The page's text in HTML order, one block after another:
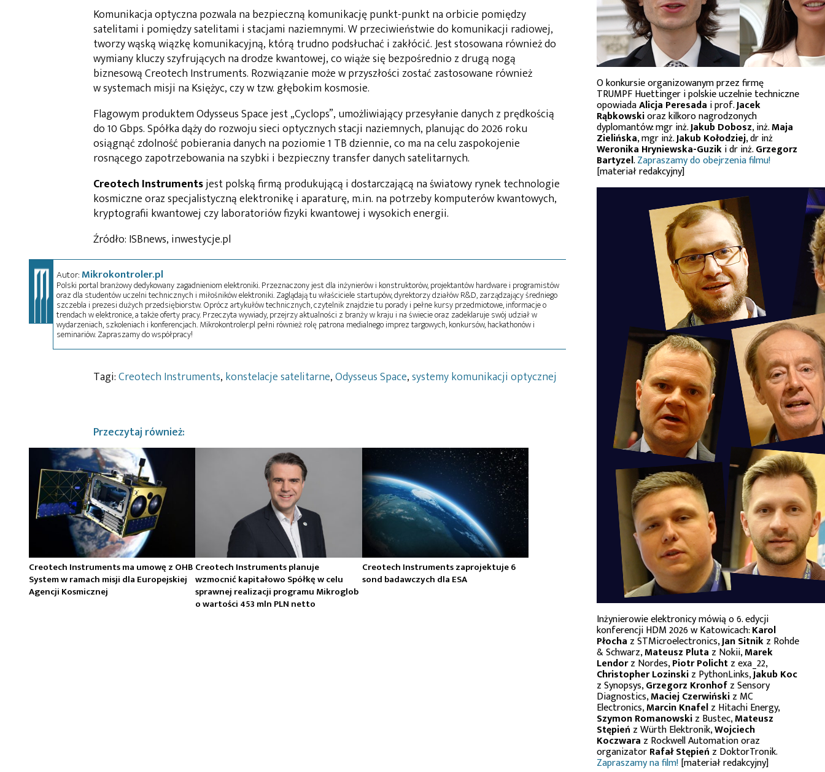
Komunikacja optyczna pozwala na bezpieczną komunikację punkt-punkt na orbicie pomiędzy
satelitami i pomiędzy satelitami i stacjami naziemnymi. W przeciwieństwie do komunikacji radiowej,
tworzy wąską wiązkę komunikacyjną, którą trudno podsłuchać i zakłócić. Jest stosowana również do
wymiany kluczy szyfrujących na drodze kwantowej, co wiąże się bezpośrednio z drugą nogą
biznesową Creotech Instruments. Rozwiązanie może w przyszłości zostać zastosowane również
w systemach misji na Księżyc, czy w tzw. głębokim kosmosie.
Flagowym produktem Odysseus Space jest „Cyclops”, umożliwiający przesyłanie danych z prędkością
do 10 Gbps. Spółka dąży do rozwoju sieci optycznych stacji naziemnych, planując do 2026 roku
osiągnąć zdolność pobierania danych na poziomie 1 TB dziennie, co ma na celu zaspokojenie
rosnącego zapotrzebowania na szybki i bezpieczny transfer danych satelitarnych.
Creotech Instrumentsjest polską firmą produkującą i dostarczającą na światowy rynek technologie
kosmiczne oraz specjalistyczną elektronikę i aparaturę, m.in. na potrzeby komputerów kwantowych,
kryptografii kwantowej czy laboratoriów fizyki kwantowej i wysokich energii.
Źródło: ISBnews, inwestycje.pl
Autor:Mikrokontroler.pl
Polski portal branżowy dedykowany zagadnieniom elektroniki. Przeznaczony jest dla inżynierów i konstruktorów, projektantów hardware i programistów
oraz dla studentów uczelni technicznych i miłośników elektroniki. Zaglądają tu właściciele startupów, dyrektorzy działów R&D, zarządzający średniego
szczebla i prezesi dużych przedsiębiorstw. Oprócz artykułów technicznych, czytelnik znajdzie tu porady i pełne kursy przedmiotowe, informacje o
trendach w elektronice, a także oferty pracy. Przeczyta wywiady, przejrzy aktualności z branży w kraju i na świecie oraz zadeklaruje swój udział w
wydarzeniach, szkoleniach i konferencjach. Mikrokontroler.pl pełni również rolę patrona medialnego imprez targowych, konkursów, hackathonów i
seminariów. Zapraszamy do współpracy!
Tagi:Creotech Instruments, konstelacje satelitarne,Odysseus Space,systemy komunikacji optycznej
Przeczytaj również:
Creotech Instruments ma umowę z OHB
System w ramach misji dla Europejskiej
Agencji Kosmicznej
Creotech Instruments planuje
wzmocnić kapitałowo Spółkę w celu
sprawnej realizacji programu Mikroglob
o wartości 453 mln PLN netto
Creotech Instruments zaprojektuje 6
sond badawczych dla ESA
O konkursie organizowanym przez firmę
TRUMPF Huettinger i polskie uczelnie techniczne
opowiadaAlicja Peresada i prof.Jacek
Rąbkowskioraz kilkoro nagrodzonych
dyplomantów: mgr inż.Jakub Dobosz, inż.Maja
Zielińska, mgr inż.Jakub Kołodziej, dr inż
Weronika Hryniewska-Guziki dr inż.Grzegorz
Bartyzel.Zapraszamy do obejrzenia filmu!
[materiał redakcyjny]
Inżynierowie elektronicy mówią o 6. edycji
konferencji HDM 2026 w Katowicach:Karol
Płocha z STMicroelectronics,Jan Sitnikz Rohde
& Schwarz,Mateusz Pluta z Nokii,Marek
Lendorz Nordes,Piotr Polichtz exa_22,
Christopher Lozinskiz PythonLinks,Jakub Koc
z Synopsys,Grzegorz Kronhofz Sensory
Diagnostics,Maciej Czerwińskiz MC
Electronics,Marcin Knafelz Hitachi Energy,
Szymon Romanowskiz Bustec,Mateusz
Stępień z Würth Elektronik,Wojciech
Koczwara z Rockwell Automation oraz
organizatorRafał Stępień z DoktorTronik.
Zapraszamy na film![materiał redakcyjny]